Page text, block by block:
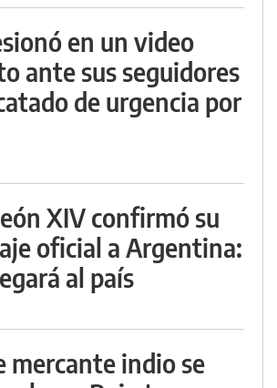
en un video
ante sus seguidores
de urgencia por
XIV confirmó su
oficial a Argentina:
al país
mercante indio se